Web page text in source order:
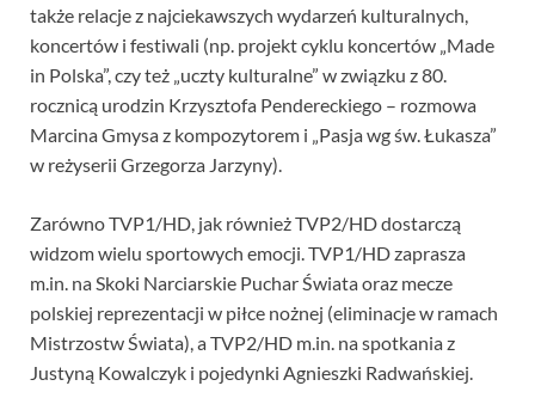
także relacje z najciekawszych wydarzeń kulturalnych,
koncertów i festiwali (np. projekt cyklu koncertów „Made
in Polska”, czy też „uczty kulturalne” w związku z 80.
rocznicą urodzin Krzysztofa Pendereckiego – rozmowa
Marcina Gmysa z kompozytorem i „Pasja wg św. Łukasza”
w reżyserii Grzegorza Jarzyny).
Zarówno TVP1/HD, jak również TVP2/HD dostarczą
widzom wielu sportowych emocji. TVP1/HD zaprasza
m.in. na Skoki Narciarskie Puchar Świata oraz mecze
polskiej reprezentacji w piłce nożnej (eliminacje w ramach
Mistrzostw Świata), a TVP2/HD m.in. na spotkania z
Justyną Kowalczyk i pojedynki Agnieszki Radwańskiej.